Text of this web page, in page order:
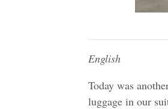
English
Today was
luggage in our